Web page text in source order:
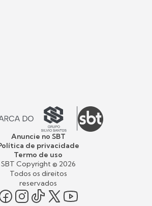
Anuncie no SBT
de privacidade
Termo de uso
SBT Copyright © 2026
Todos os direitos
reservados